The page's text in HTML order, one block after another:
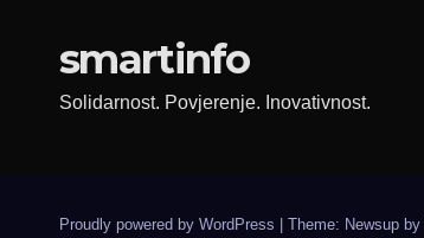
smartinfo
Solidarnost. Povjerenje. Inovativnost.
Proudly powered by WordPress Theme: Newsup by